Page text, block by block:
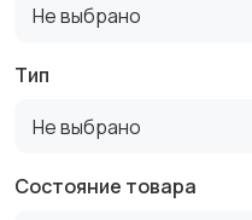
Не выбрано
Тип
Не выбрано
Состояние товара